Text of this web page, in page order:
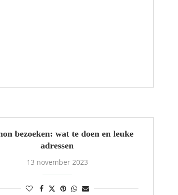
bezoeken: wat te doen en leuke
adressen
13 november 2023